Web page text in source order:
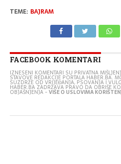
TEME: BAJRAM
FACEBOOK KOMENTARI
IZNESENI KOMENTARI SU PRIVATNA
STAVOVE REDAKCIJE PORTALA HABER.BA.
SUZDRŽE OD VRIJEĐANJA, PSOVANJA I
HABER.BA ZADRŽAVA PRAVO DA OBRIŠE
OBJAŠNJENJA -VIŠE O USLOVIMA